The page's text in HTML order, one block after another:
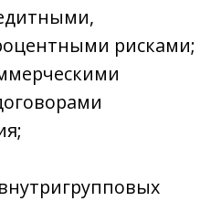
рисками;